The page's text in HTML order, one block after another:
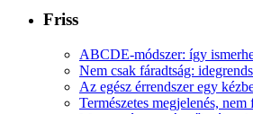
Friss
ABCDE‑módszer: így
Nem csak fáradtság:
Az egész érrendszer egy
Természetes megjelenés,